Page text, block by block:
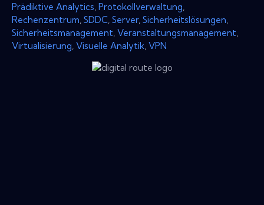
Prädiktive Analytics Protokollverwaltung
Rechenzentrum SDDC Server, Sicherheitslösungen
Sicherheitsmanagement Veranstaltungsmanagement
Virtualisierung Visuelle Analytik VPN